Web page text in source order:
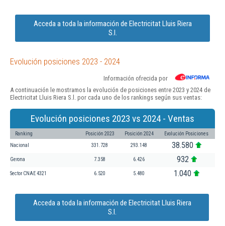
Acceda a toda la información de Electricitat Lluis Riera
S.l.
Evolución posiciones 2023 - 2024
Información ofrecida por
A continuación le mostramos la evolución de posiciones entre 2023 y 2024 de
Electricitat Lluis Riera S.l. por cada uno de los rankings según sus ventas:
Evolución posiciones 2023 vs 2024 - Ventas
Ranking Posición 2023 Posición 2024 Evolución Posiciones
Nacional 331.728 293.148 38.580
Gerona 7.358 6.426 932
Sector CNAE 4321 6.520 5.480 1.040
Acceda a toda la información de Electricitat Lluis Riera
S.l.